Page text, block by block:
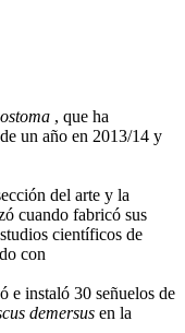
, que ha
un año en 2013/14 y
del arte y la
cuando fabricó sus
científicos de
con
e instaló 30 señuelos de
demersus en la